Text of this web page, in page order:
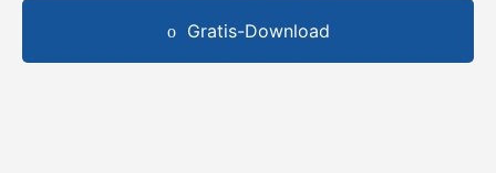
Gratis-Download